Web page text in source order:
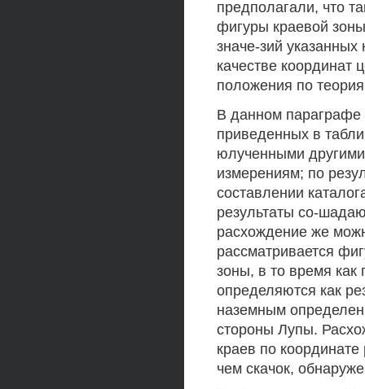
предполагали, что
фигуры краевой
значе-зий
качестве
положения по
В данном параграфе
приведенных в
юлученными
измерениям; по
составлении
результаты со-
расхождение же
рассматривается
зоны, в то время как
определяются как
наземным
стороны Лупы.
краев по
чем скачок,